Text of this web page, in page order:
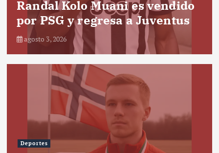
Randal Kolo Muani es vendido
por PSG y regresa a Juventus
agosto 3, 2026
Deportes